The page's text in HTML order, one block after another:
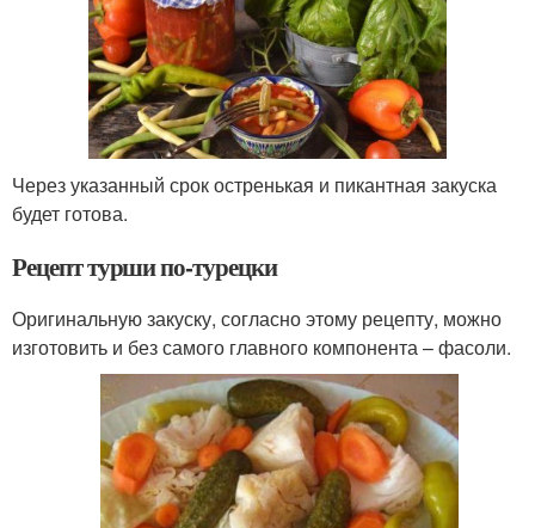
Через указанный срок остренькая и пикантная закуска
будет готова.
Рецепт турши по-турецки
Оригинальную закуску, согласно этому рецепту, можно
изготовить и без самого главного компонента – фасоли.